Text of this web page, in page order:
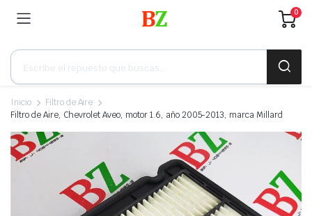
0
Búsqueda
productos
Inicio
Filtro de Aire
Filtro de Aire, Chevrolet Aveo, motor 1.6, año 2005-2013, marca Millard